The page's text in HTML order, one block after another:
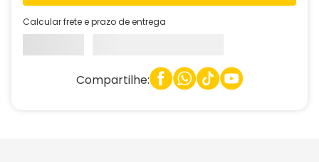
Calcular frete e prazo de entrega
Compartilhe: